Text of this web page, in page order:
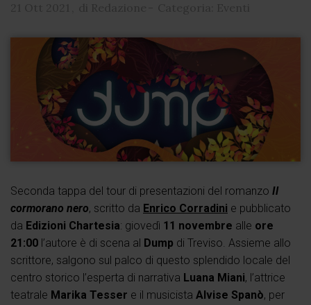
Seconda tappa del tour di presentazioni del romanzo Il
cormorano nero, scritto da Enrico Corradini e pubblicato
da Edizioni Chartesia: giovedì 11 novembre alle ore
21:00 l’autore è di scena al Dump di Treviso. Assieme allo
scrittore, salgono sul palco di questo splendido locale del
centro storico l’esperta di narrativa Luana Miani, l’attrice
teatrale Marika Tesser e il musicista Alvise Spanò, per